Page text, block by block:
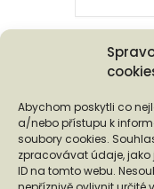
Abychom poskytli co
a/nebo přístupu k
soubory cookies.
zpracovávat údaje,
ID na tomto webu.
Podporují nás...